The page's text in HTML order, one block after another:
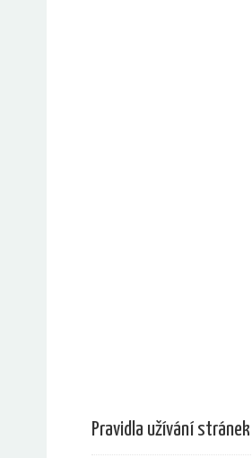
Pravidla užívání stránek